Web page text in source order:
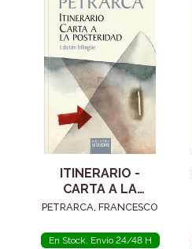
ITINERARIO -
CARTA A LA
POSTERIDAD
PETRARCA, FRANCESCO
En Stock. Envío 24/48 H